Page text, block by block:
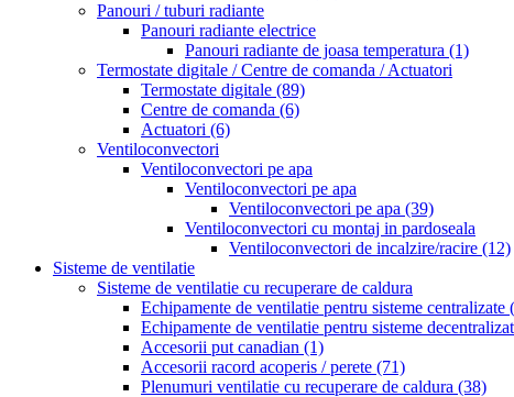
Panouri / tuburi radiante
Panouri radiante electrice
Panouri radiante de joasa temperatura (1)
Termostate digitale / Centre de comanda / Actuatori
Termostate digitale (89)
Centre de comanda (6)
Actuatori (6)
Ventiloconvectori
Ventiloconvectori pe apa
Ventiloconvectori pe apa
Ventiloconvectori pe apa (39)
Ventiloconvectori cu montaj in pardoseala
Ventiloconvectori de incalzire/racire (12)
Sisteme de ventilatie
Sisteme de ventilatie cu recuperare de caldura
Echipamente de ventilatie pentru sisteme centralizate
Echipamente de ventilatie pentru sisteme
Accesorii put canadian (1)
Accesorii racord acoperis / perete (71)
Plenumuri ventilatie cu recuperare de caldura (38)